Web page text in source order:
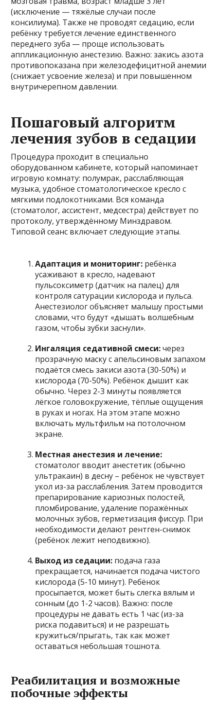
(исключение — тяжёлые случаи после
консилиума). Также не проводят седацию, если
ребёнку требуется лечение единственного
переднего зуба — проще использовать
аппликационную анестезию. Важно: закись азота
противопоказана при железодефицитной анемии
(снижает усвоение железа) и при повышенном
внутричерепном давлении.
Пошаговый алгоритм
лечения зубов в седации
Процедура проходит в специально
оборудованном кабинете, который напоминает
игровую комнату: полумрак, расслабляющая
музыка, удобное стоматологическое кресло с
мягкими подлокотниками. Вся команда
(стоматолог, ассистент, медсестра) действует по
протоколу, утверждённому Минздравом.
Типовой сеанс включает следующие этапы.
Адаптация и мониторинг: ребёнка
усаживают в кресло, надевают
пульсоксиметр (датчик на палец) для
контроля сатурации кислорода и пульса.
Анестезиолог объясняет малышу простыми
словами, что будут «дышать волшебным
газом, чтобы зубки заснули».
Ингаляция седативной смеси:через
прозрачную маску с апельсиновым запахом
подаётся смесь закиси азота (30-50%) и
кислорода (70-50%). Ребёнок дышит как
обычно. Через 2-3 минуты появляется
лёгкое головокружение, тёплые ощущения
в руках и ногах. На этом этапе можно
включать мультфильм на потолочном
экране.
Местная анестезия и лечение:
стоматолог вводит анестетик (обычно
ультракаин) в десну – ребёнок не чувствует
укол из-за расслабления. Затем проводится
препарирование кариозных полостей,
пломбирование, удаление поражённых
молочных зубов, герметизация фиссур. При
необходимости делают рентген-снимок
(ребёнок лежит неподвижно).
Выход из седации: подача газа
прекращается, начинается подача чистого
кислорода (5-10 минут). Ребёнок
просыпается, может быть слегка вялым и
сонным (до 1-2 часов). Важно: после
процедуры не давать есть 1 час (из-за
риска подавиться) и не разрешать
кружиться/прыгать, так как может
оставаться небольшая тошнота.
Реабилитация и возможные
побочные эффекты